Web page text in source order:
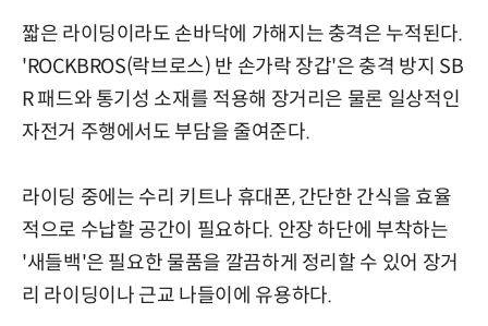
짧은 라이딩이라도 손바닥에 가해지는 충격은 누적된다.
'ROCKBROS(락브로스) 반 손가락 장갑'은 충격 방지 SB
R 패드와 통기성 소재를 적용해 장거리은 물론 일상적인
자전거 주행에서도 부담을 줄여준다.
라이딩 중에는 수리 키트나 휴대폰, 간단한 간식을 효율
적으로 수납할 공간이 필요하다. 안장 하단에 부착하는
'새들백'은 필요한 물품을 깔끔하게 정리할 수 있어 장거
리 라이딩이나 근교 나들이에 유용하다.